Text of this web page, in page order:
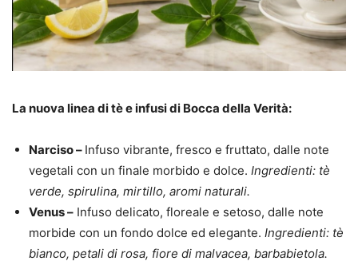
La nuova linea di tè e infusi di Bocca della Verità:
Narciso – Infuso vibrante, fresco e fruttato, dalle note
vegetali con un finale morbido e dolce. Ingredienti: tè
verde, spirulina, mirtillo, aromi naturali.
Venus – Infuso delicato, floreale e setoso, dalle note
morbide con un fondo dolce ed elegante. Ingredienti: tè
bianco, petali di rosa, fiore di malvacea, barbabietola.